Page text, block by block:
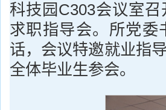
科技园C303会议室
求职指导会。所党委
话，会议特邀就业指
全体毕业生参会。